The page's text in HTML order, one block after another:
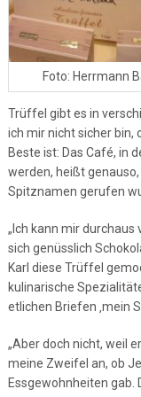
Foto: Herrmann
Trüffel gibt es in
ich mir nicht sicher bin,
Beste ist: Das Café, in
werden, heißt
Spitznamen gerufen
„Ich kann mir durchaus
sich genüsslich
Karl diese Trüffel
kulinarische
etlichen Briefen ‚mein
„Aber doch nicht, weil
meine Zweifel an, ob
Essgewohnheiten gab.